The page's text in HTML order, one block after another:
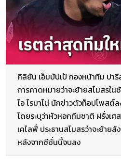
คิลิยัน เอ็มบัปเป้ กองหน้าทีม ปา
การคาดหมายว่าจะย้ายสโมสรใ
โอ โรมาโน่ นักข่าวตัวท็อปโพสต์
โดยระบุว่าหัวหอกทีมชาติ ฝรั่งเศ
เคไลฟี่ ประธานสโมสรว่าจะย้าย
หลังจากซีซั่นนี้จบลง